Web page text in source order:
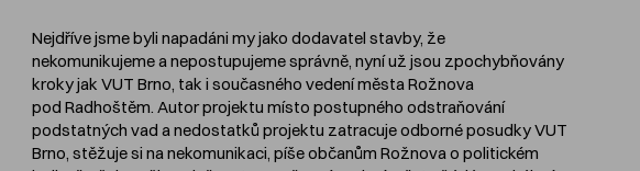
Nejdříve jsme byli napadáni my jako dodavatel stavby, že
nekomunikujeme a nepostupujeme správně, nyní už jsou zpochybňovány
kroky jak VUT Brno, tak i současného vedení města Rožnova
pod Radhoštěm. Autor projektu místo postupného odstraňování
podstatných vad a nedostatků projektu zatracuje odborné posudky VUT
Brno, stěžuje si na nekomunikaci, píše občanům Rožnova o politickém